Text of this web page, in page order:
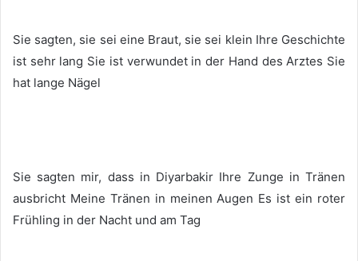
Sie sagten, sie sei eine Braut, sie sei klein Ihre Geschichte
ist sehr lang Sie ist verwundet in der Hand des Arztes Sie
hat lange Nägel
Sie sagten mir, dass in Diyarbakir Ihre Zunge in Tränen
ausbricht Meine Tränen in meinen Augen Es ist ein roter
Frühling in der Nacht und am Tag